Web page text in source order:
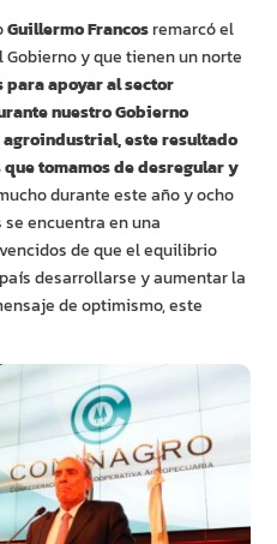
Guillermo Francosremarcó el
y que tienen un norte
para apoyar al sector
nuestro Gobierno
este resultado
tomamos de desregular y
durante este año y ocho
se encuentra en una
de que el equilibrio
desarrollarse y aumentar la
de optimismo, este